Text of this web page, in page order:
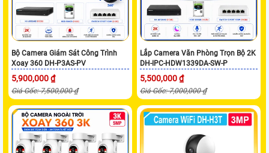
Bộ Camera Giám Sát Công Trình
Xoay 360 DH-P3AS-PV
5,900,000 ₫
Giá Gốc: 7,500,000 ₫
Lắp Camera Văn Phòng Trọn Bộ 2K
DH-IPC-HDW1339DA-SW-P
5,500,000 ₫
Giá Gốc: 7,000,000 ₫